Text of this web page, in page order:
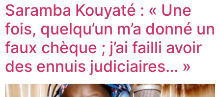
Saramba Kouyaté : « Une
fois, quelqu’un m’a donné un
faux chèque ; j’ai failli avoir
des ennuis judiciaires… »